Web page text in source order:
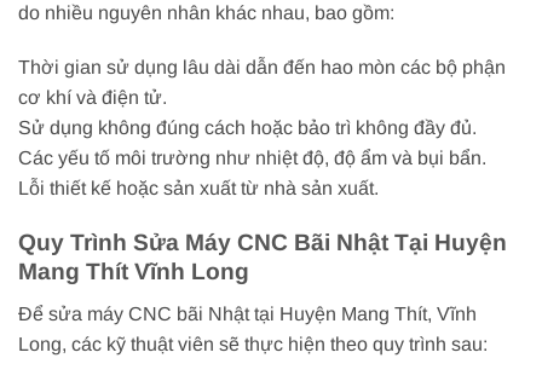
do nhiều nguyên nhân khác nhau, bao gồm:
Thời gian sử dụng lâu dài dẫn đến hao mòn các bộ phận
cơ khí và điện tử.
Sử dụng không đúng cách hoặc bảo trì không đầy đủ.
Các yếu tố môi trường như nhiệt độ, độ ẩm và bụi bẩn.
Lỗi thiết kế hoặc sản xuất từ nhà sản xuất.
Quy Trình Sửa Máy CNC Bãi Nhật Tại Huyện
Mang Thít Vĩnh Long
Để sửa máy CNC bãi Nhật tại Huyện Mang Thít, Vĩnh
Long, các kỹ thuật viên sẽ thực hiện theo quy trình sau: